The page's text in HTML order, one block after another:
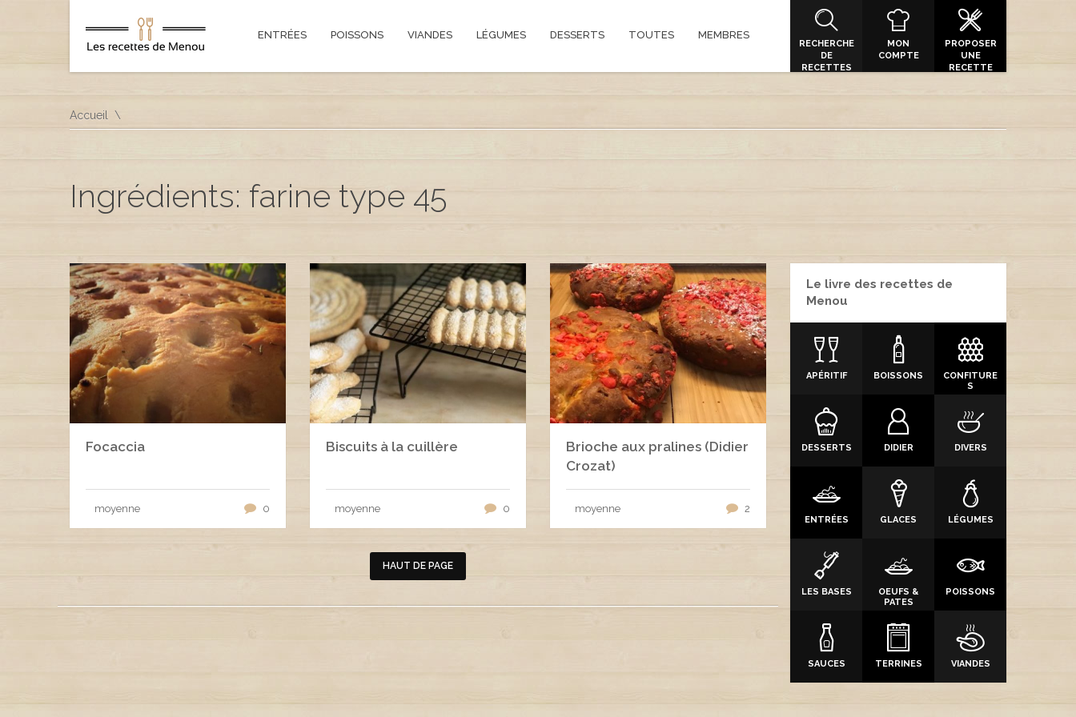
ENTRÉES POISSONS VIANDES LÉGUMES DESSERTS TOUTES MEMBRES
RECHERCHE
DE
RECETTES
MON
COMPTE
PROPOSER
UNE
RECETTE
Accueil
Ingrédients: farine type 45
Focaccia
moyenne 0
Biscuits à la cuillère
moyenne 0
Brioche aux pralines (Didier
Crozat)
moyenne 2
HAUT DE PAGE
Le livre des recettes de
Menou
APÉRITIF BOISSONS
CONFITURE
S
DESSERTS DIDIER DIVERS
ENTRÉES GLACES LÉGUMES
LES BASES
OEUFS &
PATES
POISSONS
SAUCES TERRINES VIANDES